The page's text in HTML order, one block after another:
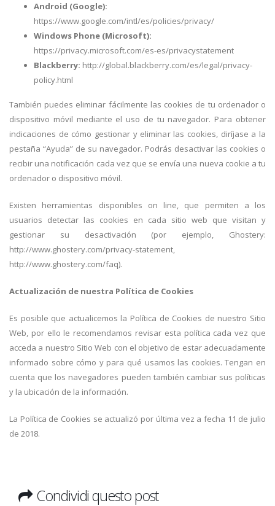
Android (Google):
https://www.google.com/intl/es/policies/privacy/
Windows Phone (Microsoft):
https://privacy.microsoft.com/es-es/privacystatement
Blackberry: http://global.blackberry.com/es/legal/privacy-
policy.html
También puedes eliminar fácilmente las cookies de tu ordenador o
dispositivo móvil mediante el uso de tu navegador. Para obtener
indicaciones de cómo gestionar y eliminar las cookies, diríjase a la
pestaña “Ayuda” de su navegador. Podrás desactivar las cookies o
recibir una notificación cada vez que se envía una nueva cookie a tu
ordenador o dispositivo móvil.
Existen herramientas disponibles on line, que permiten a los
usuarios detectar las cookies en cada sitio web que visitan y
gestionar su desactivación (por ejemplo, Ghostery:
http://www.ghostery.com/privacy-statement,
http://www.ghostery.com/faq).
Actualización de nuestra Política de Cookies
Es posible que actualicemos la Política de Cookies de nuestro Sitio
Web, por ello le recomendamos revisar esta política cada vez que
acceda a nuestro Sitio Web con el objetivo de estar adecuadamente
informado sobre cómo y para qué usamos las cookies. Tengan en
cuenta que los navegadores pueden también cambiar sus políticas
y la ubicación de la información.
La Política de Cookies se actualizó por última vez a fecha 11 de julio
de 2018.
Condividi questo post